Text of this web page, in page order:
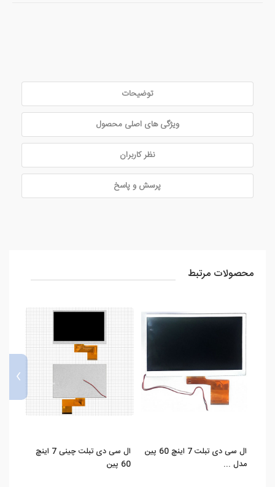
توضیحات
ویژگی های اصلی محصول
نظر کاربران
پرسش و پاسخ
محصولات مرتبط
ال سی دی تبلت 7 اینچ 60 پین
مدل ...
ال ‌سی ‌دی تبلت چینی 7 اینچ
60 پین
›